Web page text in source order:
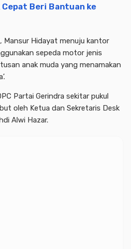
Beri Bantuan ke
Mansur Hidayat menuju kantor
sepeda motor jenis
anak muda yang menamakan
Partai Gerindra sekitar pukul
oleh Ketua dan Sekretaris Desk
Alwi Hazar.